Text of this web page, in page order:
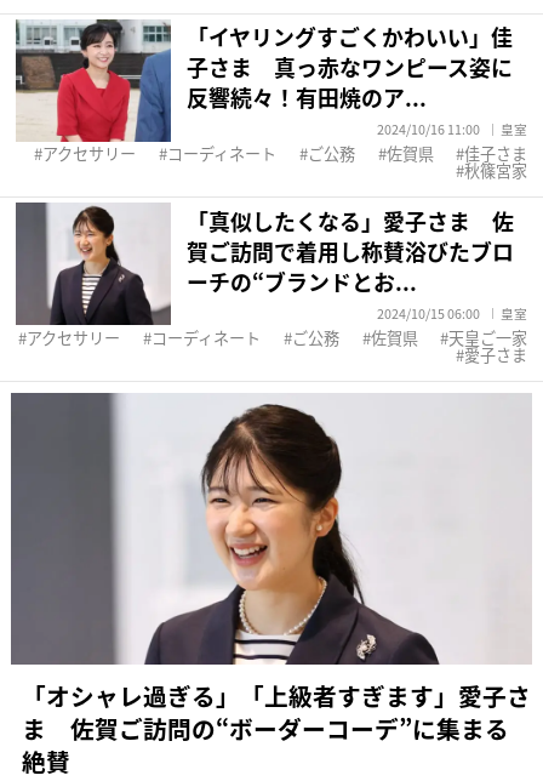
「イヤリングすごくかわいい」佳
子さま 真っ赤なワンピース姿に
反響続々！有田焼のア...
2024/10/16 11:00 皇室
アクセサリー コーディネート ご公務 佐賀県 佳子さま
秋篠宮家
「真似したくなる」愛子さま 佐
賀ご訪問で着用し称賛浴びたブロ
ーチの“ブランドとお...
2024/10/15 06:00 皇室
アクセサリー コーディネート ご公務 佐賀県 天皇ご一家
愛子さま
「オシャレ過ぎる」「上級者すぎます」愛子さ
ま 佐賀ご訪問の“ボーダーコーデ”に集まる
絶賛